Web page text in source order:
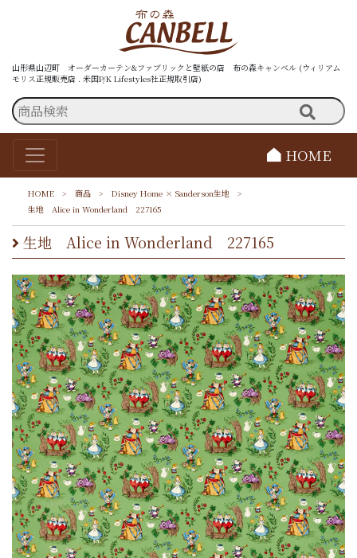
山形県山辺町 オーダーカーテン&ファブリックと壁紙の店 布の森キャンベル (ウィリアム
モリス正規販売店 . 米国P/K Lifestyles社正規取引店)
HOME
HOME > 商品 > Disney Home × Sanderson生地
>
生地 Alice in Wonderland 227165
生地 Alice in Wonderland 227165